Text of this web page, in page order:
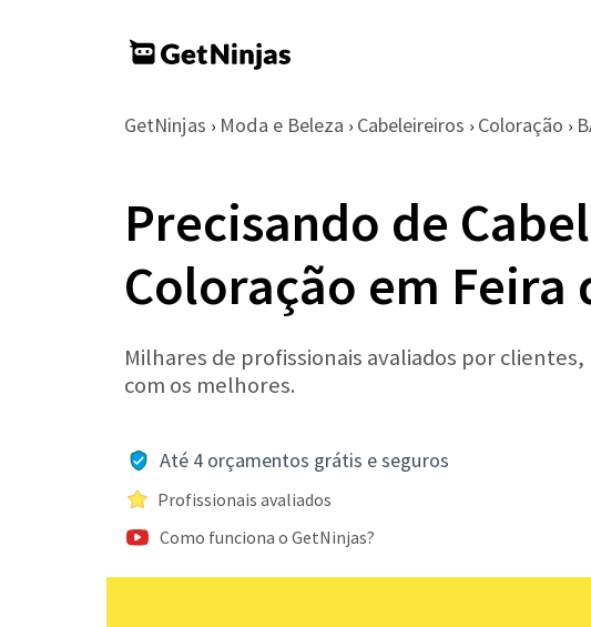
GetNinjas › Moda e Beleza › Cabeleireiros › Coloração ›
Precisando de
Coloração em Feira
Milhares de profissionais avaliados por
com os melhores.
Até 4 orçamentos grátis e seguros
Profissionais avaliados
Como funciona o GetNinjas?